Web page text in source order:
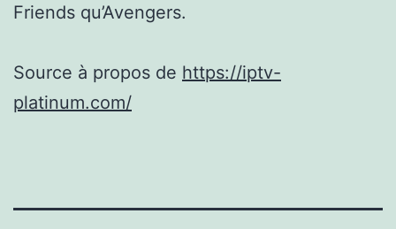
Friends qu’Avengers.
Source à propos de https://iptv-
platinum.com/